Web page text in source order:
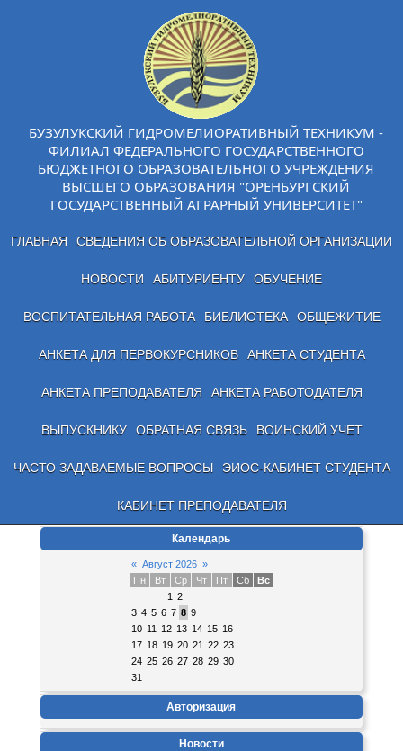
БУЗУЛУКСКИЙ ГИДРОМЕЛИОРАТИВНЫЙ ТЕХНИКУМ -
ФИЛИАЛ ФЕДЕРАЛЬНОГО ГОСУДАРСТВЕННОГО
БЮДЖЕТНОГО ОБРАЗОВАТЕЛЬНОГО УЧРЕЖДЕНИЯ
ВЫСШЕГО ОБРАЗОВАНИЯ "ОРЕНБУРГСКИЙ
ГОСУДАРСТВЕННЫЙ АГРАРНЫЙ УНИВЕРСИТЕТ"
ГЛАВНАЯ СВЕДЕНИЯ ОБ ОБРАЗОВАТЕЛЬНОЙ ОРГАНИЗАЦИИ
НОВОСТИ АБИТУРИЕНТУ ОБУЧЕНИЕ
ВОСПИТАТЕЛЬНАЯ РАБОТА БИБЛИОТЕКА ОБЩЕЖИТИЕ
АНКЕТА ДЛЯ ПЕРВОКУРСНИКОВ АНКЕТА СТУДЕНТА
АНКЕТА ПРЕПОДАВАТЕЛЯ АНКЕТА РАБОТОДАТЕЛЯ
ВЫПУСКНИКУ ОБРАТНАЯ СВЯЗЬ ВОИНСКИЙ УЧЕТ
ЧАСТО ЗАДАВАЕМЫЕ ВОПРОСЫ ЭИОС-КАБИНЕТ СТУДЕНТА
КАБИНЕТ ПРЕПОДАВАТЕЛЯ
Календарь
« Август 2026 »
Пн
Вт Ср Чт Пт Сб
Вс
1 2
3 4 5 6 7 8 9
10 11 12 13 14 15 16
17 18 19 20 21 22 23
24 25 26 27 28 29 30
31
Авторизация
Новости